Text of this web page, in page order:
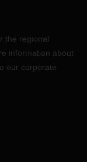
the regional
information about
our corporate